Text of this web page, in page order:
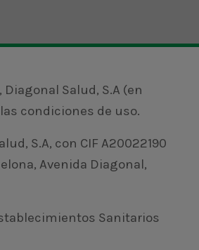
Salud, S.A (en
condiciones de uso.
S.A, con CIF A20022190
Avenida Diagonal,
Sanitarios